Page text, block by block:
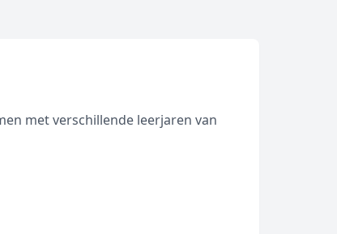
met verschillende leerjaren van